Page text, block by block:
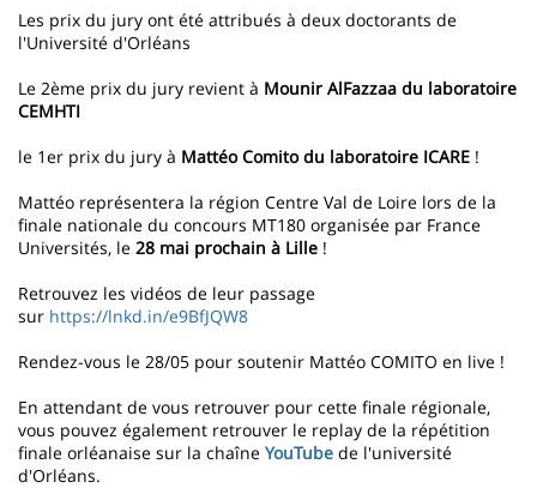
Les prix du jury ont été attribués à deux doctorants de
l'Université d'Orléans
Le 2ème prix du jury revient à Mounir AlFazzaa du laboratoire
CEMHTI
le 1er prix du jury à Mattéo Comito du laboratoire ICARE !
Mattéo représentera la région Centre Val de Loire lors de la
finale nationale du concours MT180 organisée par France
Universités, le 28 mai prochain à Lille !
Retrouvez les vidéos de leur passage
sur https://lnkd.in/e9BfJQW8
Rendez-vous le 28/05 pour soutenir Mattéo COMITO en live !
En attendant de vous retrouver pour cette finale régionale,
vous pouvez également retrouver le replay de la répétition
finale orléanaise sur la chaîne YouTube de l'université
d'Orléans.